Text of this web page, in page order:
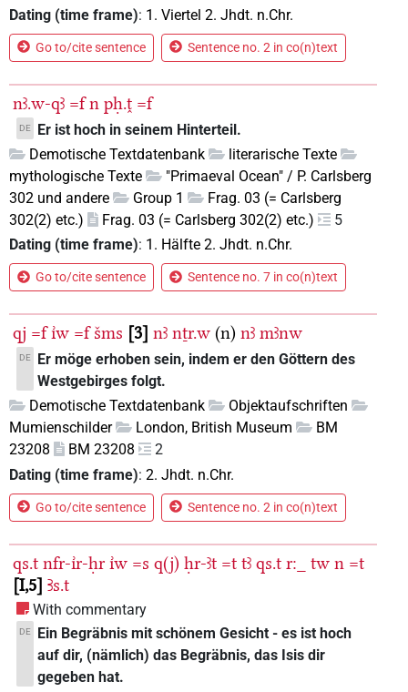
Dating (time frame): 1. Viertel 2. Jhdt. n.Chr.
Go to/cite sentence Sentence no. 2 in co(n)text
nꜣ.w-qꜣ =f n pḥ.ṱ =f
DE
Er ist hoch in seinem Hinterteil.
Demotische Textdatenbank
literarische Texte
mythologische Texte
"Primaeval Ocean" / P. Carlsberg
302 und andere
Group 1
Frag. 03 (= Carlsberg
302(2) etc.)
Frag. 03 (= Carlsberg 302(2) etc.)
5
Dating (time frame): 1. Hälfte 2. Jhdt. n.Chr.
Go to/cite sentence Sentence no. 7 in co(n)text
qj =f ı͗w =f šms 3 nꜣ nṯr.w (n) nꜣ mꜣnw
DE
Er möge erhoben sein, indem er den Göttern des
Westgebirges folgt.
Demotische Textdatenbank
Objektaufschriften
Mumienschilder
London, British Museum
BM
23208
BM 23208
2
Dating (time frame): 2. Jhdt. n.Chr.
Go to/cite sentence Sentence no. 2 in co(n)text
qs.t nfr-ı͗r-ḥr ı͗w =s q(j) ḥr-ꜣt =t tꜣ qs.t r:_ tw n =t
I,5 Ꜣs.t
With commentary
DE
Ein Begräbnis mit schönem Gesicht - es ist hoch
auf dir, (nämlich) das Begräbnis, das Isis dir
gegeben hat.